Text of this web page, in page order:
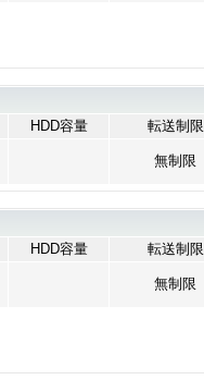
HDD容量 転送制限
無制限
HDD容量 転送制限
無制限